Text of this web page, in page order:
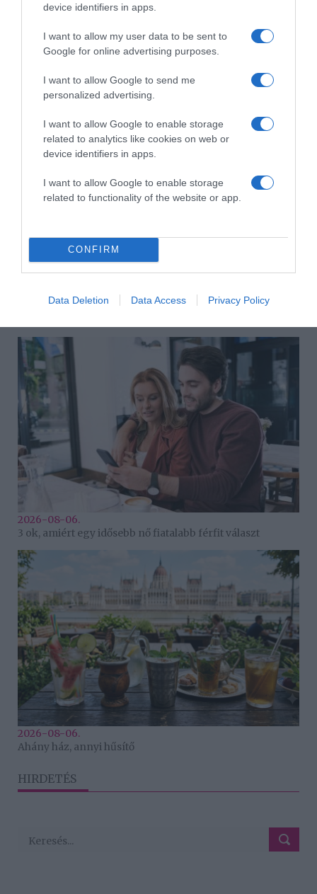
device identifiers in apps.
I want to allow my user data to be sent to
Google for online advertising purposes.
I want to allow Google to send me
personalized advertising.
I want to allow Google to enable storage
related to analytics like cookies on web or
device identifiers in apps.
I want to allow Google to enable storage
related to functionality of the website or app.
CONFIRM
Data Deletion Data Access Privacy Policy
2026-08-07.
2026-08-07.
2026-08-06.
3 ok, amiért egy idősebb nő fiatalabb férfit választ
2026-08-06.
Ahány ház, annyi hűsítő
HIRDETÉS